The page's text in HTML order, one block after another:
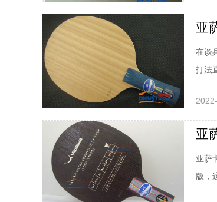
的面
亚
在谈
打法
年前
YEO
亚
亚萨
版，